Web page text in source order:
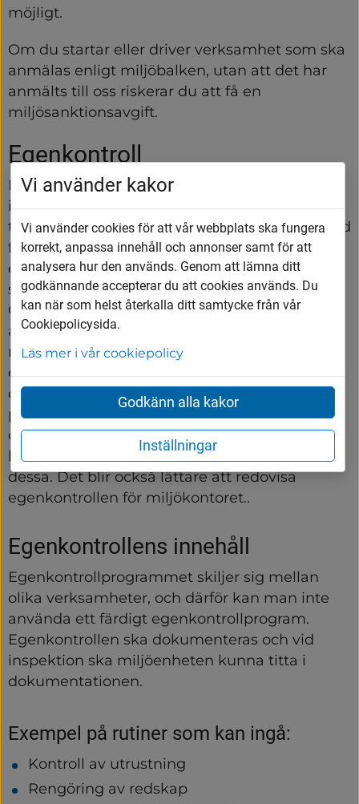
möjligt.
Om du startar eller driver verksamhet som ska
anmälas enligt miljöbalken, utan att det har
anmälts till oss riskerar du att få en
miljösanktionsavgift.
Egenkontroll
Både om du har en anmälningspliktig och en
icke anmälningspliktig verksamhet ska du se
till att den lokal som ska användas är anpassad
för verksamheten. Du ska se till att det till
exempel finns goda rutiner för städning,
smittskydd, hygien och kemikaliehantering.
Om du har en verksamhet som omfattas av
anmälningsplikt är du även skyldig att ha dina
rutiner dokumenterade i ett så kallat
egenkontrollprogram. Genom att ha
dokumenterade rutiner blir det lättare för
personalen att utföra kontrollen samtidigt som
det blir lättare att följa upp resultat och hitta
brister i rutiner samt vem som ansvarar för
dessa. Det blir också lättare att redovisa
egenkontrollen för miljökontoret..
Egenkontrollens innehåll
Egenkontrollprogrammet skiljer sig mellan
olika verksamheter, och därför kan man inte
använda ett färdigt egenkontrollprogram.
Egenkontrollen ska dokumenteras och vid
inspektion ska miljöenheten kunna titta i
dokumentationen.
Exempel på rutiner som kan ingå:
Kontroll av utrustning
Rengöring av redskap
Vi använder kakor
Vi använder cookies för att vår webbplats ska fungera
korrekt, anpassa innehåll och annonser samt för att
analysera hur den används. Genom att lämna ditt
godkännande accepterar du att cookies används. Du
kan när som helst återkalla ditt samtycke från vår
Cookiepolicysida.
Läs mer i vår cookiepolicy
Godkänn alla kakor
Inställningar